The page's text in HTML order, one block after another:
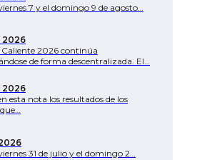
7 y el domingo 9 de agosto…
2026
Caliente 2026 continúa
de forma descentralizada. El…
2026
esta nota los resultados de los
31 de julio y el domingo 2…